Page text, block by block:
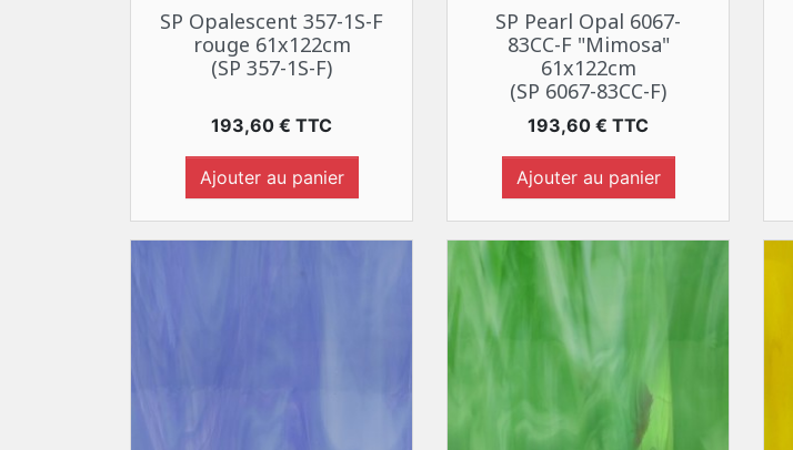
Aperçu rapide
SP Opalescent 357-1S-F
rouge 61x122cm
(SP 357-1S-F)
Prix
193,60 € TTC
Ajouter au panier
Aperçu rapide
SP Pearl Opal 6067-
83CC-F "Mimosa"
61x122cm
(SP 6067-83CC-F)
Prix
193,60 € TTC
Ajouter au panier